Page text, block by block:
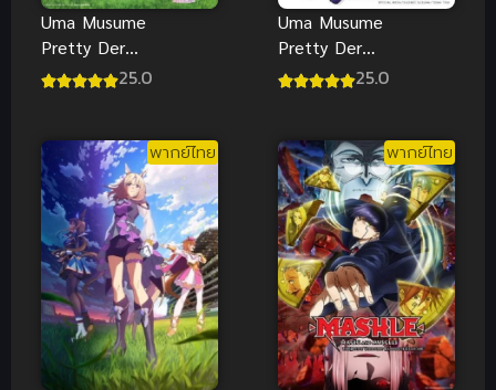
Uma Musume
Pretty Derby
3 สาวม้าโม25.0
Uma Musume
Pretty Derby
สาวม้าโมเอะ25.0
พากย์ไทย พากย์ไทย